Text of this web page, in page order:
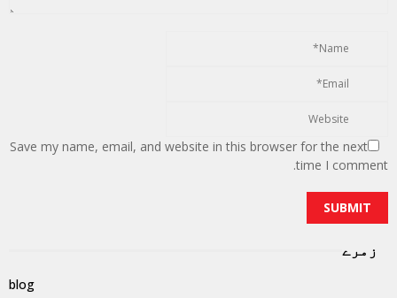
Save my name, email, and website in this browser for the next
time I comment.
زمرے
blog